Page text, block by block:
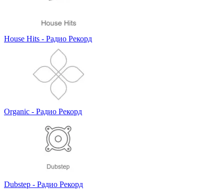
House Hits - Радио Рекорд
Organic - Радио Рекорд
Dubstep - Радио Рекорд